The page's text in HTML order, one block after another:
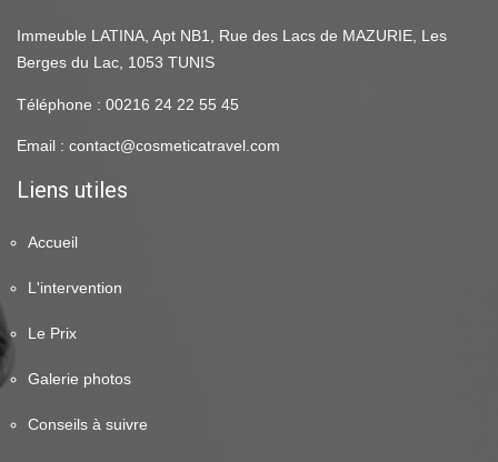
Immeuble LATINA, Apt NB1, Rue des Lacs de MAZURIE, Les
Berges du Lac, 1053 TUNIS
Téléphone : 00216 24 22 55 45
Email : contact@cosmeticatravel.com
Liens utiles
Accueil
L'intervention
Le Prix
Galerie photos
Conseils à suivre